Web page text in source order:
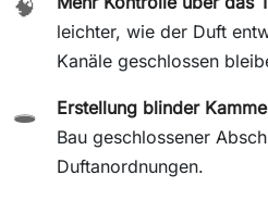
🧠
leichter, wie der Duft
Kanäle geschlossen
🕳️ Erstellung blinder
Bau geschlossener
Duftanordnungen.